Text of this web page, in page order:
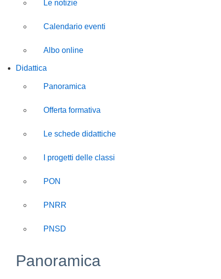
Le notizie
Calendario eventi
Albo online
Didattica
Panoramica
Offerta formativa
Le schede didattiche
I progetti delle classi
PON
PNRR
PNSD
Panoramica